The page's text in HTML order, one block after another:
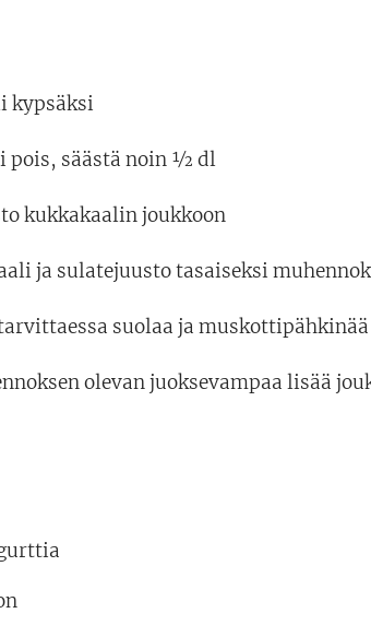
kypsäksi
pois, säästä noin ½ dl
kukkakaalin joukkoon
ja sulatejuusto tasaiseksi
suolaa ja muskottipähkinää
olevan juoksevampaa lisää